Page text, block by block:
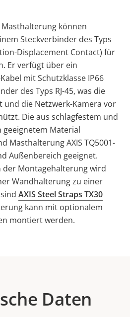
können
Steckverbinder des Typs
Displacement Contact) für
Er verfügt über ein
mit Schutzklasse IP66
des Typs RJ-45, was die
die Netzwerk-Kamera vor
Die aus schlagfestem und
Material
Masthalterung AXIS TQ5001-
Außenbereich geeignet.
der Montagehalterung wird
Wandhalterung zu einer
AXIS Steel Straps TX30
kann mit optionalem
montiert werden.
Daten